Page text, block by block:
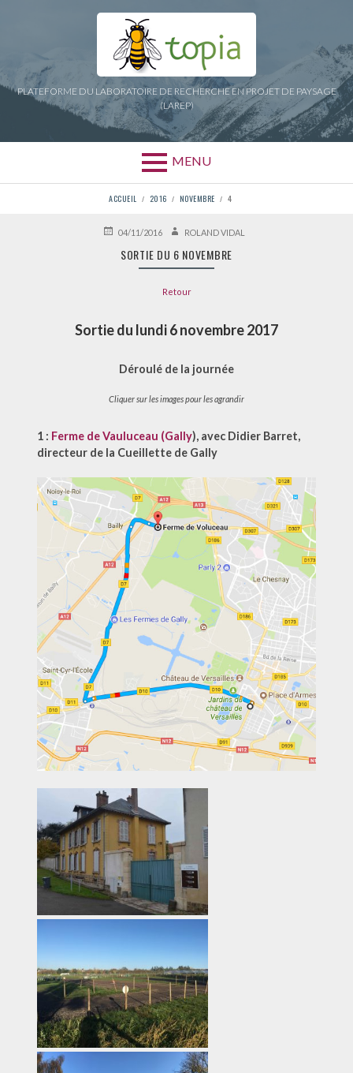
PLATEFORME DU LABORATOIRE DE RECHERCHE EN PROJET DE PAYSAGE
(LAREP)
MENU
D'ARIANE
ACCUEIL 2016 NOVEMBRE 4
PUBLIÉ04/11/2016 AUTEURROLAND VIDAL
SORTIE DU 6 NOVEMBRE
Retour
Sortie du lundi 6 novembre 2017
Déroulé de la journée
Cliquer sur les images pour les agrandir
1 : Ferme de Vauluceau (Gally), avec Didier Barret,
directeur de la Cueillette de Gally